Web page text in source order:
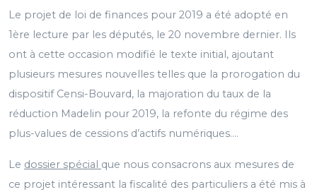
Le projet de loi de finances pour 2019 a été adopté en
1ère lecture par les députés, le 20 novembre dernier. Ils
ont à cette occasion modifié le texte initial, ajoutant
plusieurs mesures nouvelles telles que la prorogation du
dispositif Censi-Bouvard, la majoration du taux de la
réduction Madelin pour 2019, la refonte du régime des
plus-values de cessions d’actifs numériques….
Le dossier spécial que nous consacrons aux mesures de
ce projet intéressant la fiscalité des particuliers a été mis à